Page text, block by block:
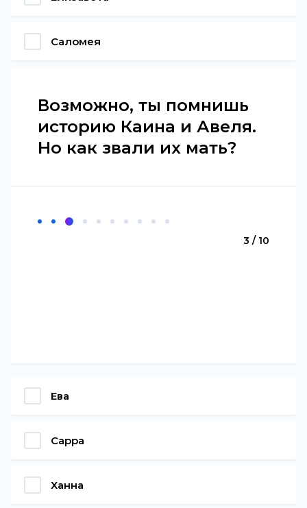
Саломея
Возможно, ты помнишь
историю Каина и Авеля.
Но как звали их мать?
3 / 10
Ева
Сарра
Ханна